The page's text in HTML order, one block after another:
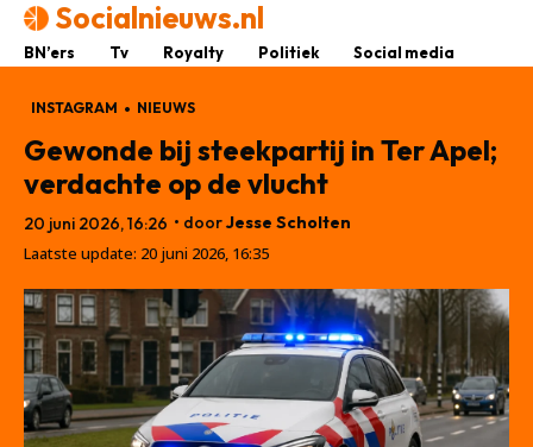
Socialnieuws.nl
BN’ers Tv Royalty Politiek Social media
INSTAGRAM NIEUWS
Gewonde bij steekpartij in Ter Apel;
verdachte op de vlucht
20 juni 2026, 16:26 • doorJesse Scholten
Laatste update: 20 juni 2026, 16:35